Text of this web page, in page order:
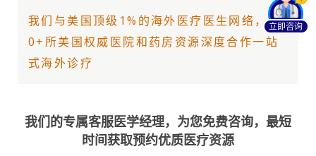
我们与美国顶级1%的海外医疗医生网络，30
0+所美国权威医院和药房资源深度合作一站
式海外诊疗
我们的专属客服医学经理，为您免费咨询，最短
时间获取预约优质医疗资源
立即咨询